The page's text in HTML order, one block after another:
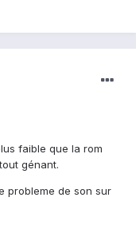
faible que la rom
génant.
probleme de son sur